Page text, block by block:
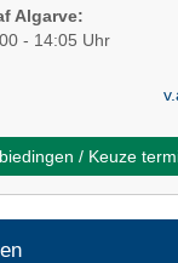
Algarve:
- 14:05 Uhr
/ Keuze